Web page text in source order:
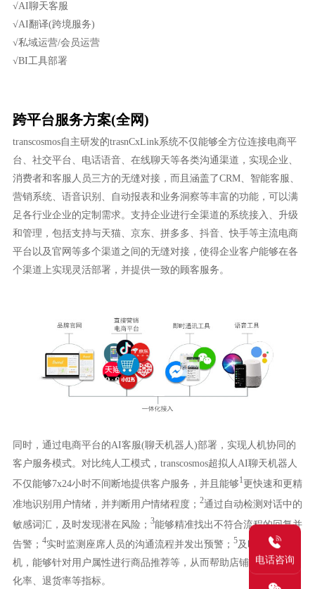
√AI聊天客服
√AI翻译(跨境服务)
√私域运营/会员运营
√BI工具部署
跨平台服务方案(全网)
transcosmos自主研发的trasnCxLink系统不仅能够全方位连接电商平
台、社交平台、电话语音、在线聊天等各类沟通渠道，实现企业、
消费者和客服人员三方的无缝对接，而且涵盖了CRM、智能客服、
营销系统、语音识别、自动报表和业务洞察等丰富的功能，可以满
足各行业企业的定制需求。支持企业进行全渠道的系统接入、升级
和管理，包括支持与天猫、京东、拼多多、抖音、快手等主流电商
平台以及官网等多个渠道之间的无缝对接，使得企业客户能够在各
个渠道上实现灵活部署，并提供一致的顾客服务。
同时，通过电商平台的AI客服(聊天机器人)部署，实现人机协同的
客户服务模式。对比纯人工模式，transcosmos超拟人AI聊天机器人
不仅能够7x24小时不间断地提供客户服务，并且能够1更快速和更精
准地识别用户情绪，并判断用户情绪程度； 2通过自动检测对话中的
敏感词汇，及时发现潜在风险； 3能够精准找出不符合流程的回复并
告警； 4实时监测座席人员的沟通流程并发出预警； 5及时洞察商
机，能够针对用户属性进行商品推荐等，从而帮助店铺有效改善转
化率、退货率等指标。
电话咨询